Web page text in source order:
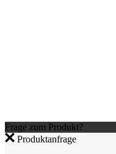
Frage zum Produkt?
Produktanfrage